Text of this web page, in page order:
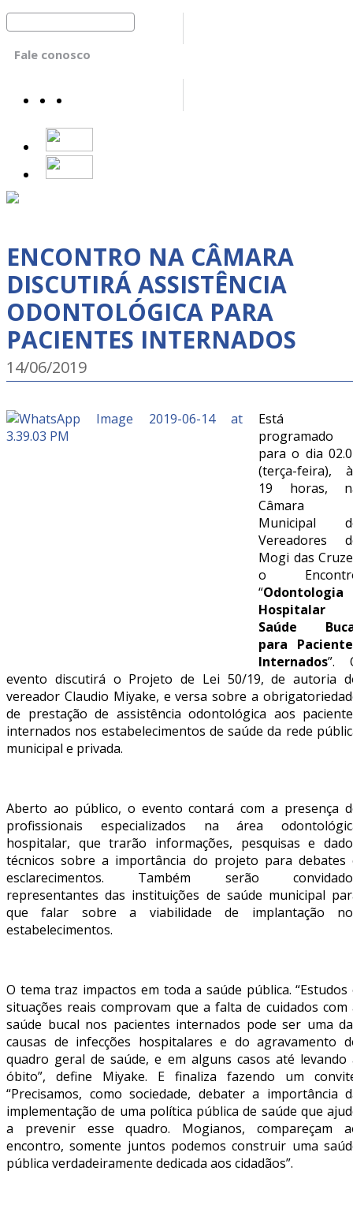
Fale conosco
ENCONTRO NA CÂMARA
DISCUTIRÁ ASSISTÊNCIA
ODONTOLÓGICA PARA
PACIENTES INTERNADOS
14/06/2019
Está
programado
para o dia
(terça-feira),
19 horas,
Câmara
Municipal
Vereadores
Mogi das
o
“Odontologia
Hospitalar
Saúde
para
Internados”.
evento discutirá o Projeto de Lei 50/19, de autoria
vereador Claudio Miyake, e versa sobre a
de prestação de assistência odontológica aos
internados nos estabelecimentos de saúde da rede
municipal e privada.
Aberto ao público, o evento contará com a presença
profissionais especializados na área
hospitalar, que trarão informações, pesquisas e
técnicos sobre a importância do projeto para debates
esclarecimentos. Também serão
representantes das instituições de saúde municipal
que falar sobre a viabilidade de implantação
estabelecimentos.
O tema traz impactos em toda a saúde pública. “Estudos
situações reais comprovam que a falta de cuidados com
saúde bucal nos pacientes internados pode ser uma
causas de infecções hospitalares e do agravamento
quadro geral de saúde, e em alguns casos até levando
óbito”, define Miyake. E finaliza fazendo um
“Precisamos, como sociedade, debater a importância
implementação de uma política pública de saúde que
a prevenir esse quadro. Mogianos, compareçam
encontro, somente juntos podemos construir uma
pública verdadeiramente dedicada aos cidadãos”.